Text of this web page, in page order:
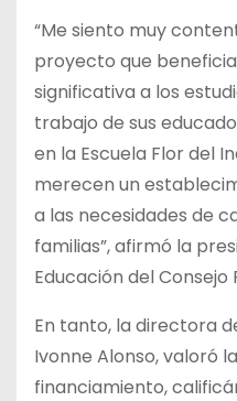
“Me siento muy
proyecto que
significativa a los
trabajo de sus
en la Escuela Flor del
merecen un
a las necesidades de
familias”, afirmó la
Educación del Consejo
En tanto, la directora
Ivonne Alonso, valoró
financiamiento,